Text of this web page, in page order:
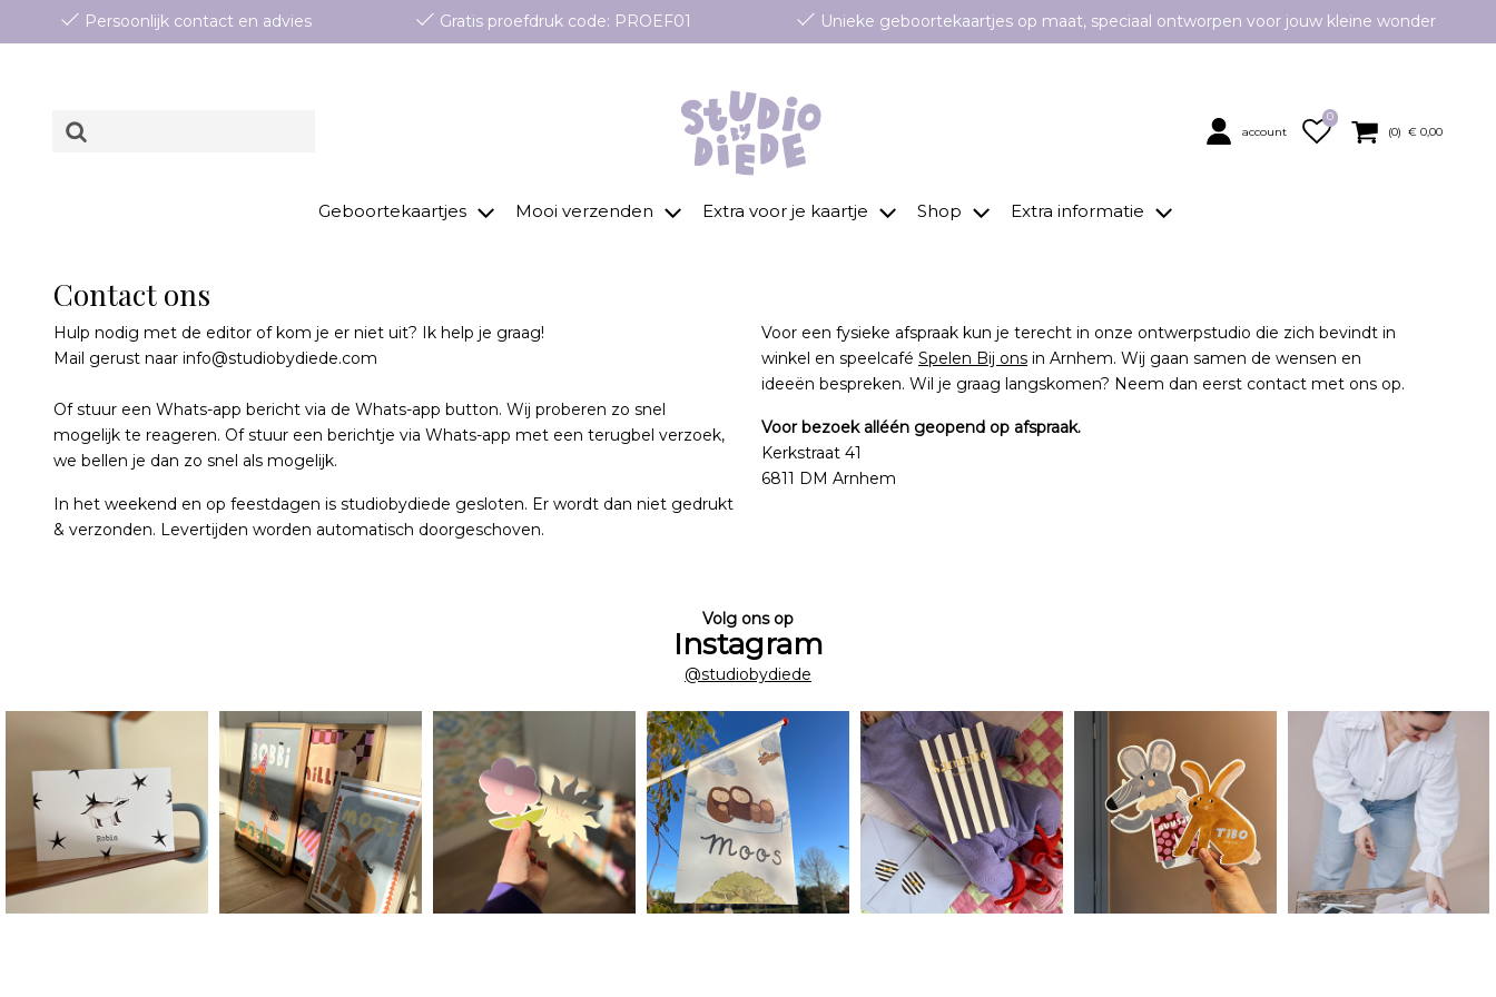
Persoonlijk contact en advies Gratis proefdruk code: PROEF01 Unieke geboortekaartjes op maat, speciaal ontworpen voor jouw kleine wonder
account
0
(0) € 0,00
Geboortekaartjes Mooi verzenden Extra voor je kaartje Shop Extra informatie
Contact ons
Hulp nodig met de editor of kom je er niet uit? Ik help je graag!
Mail gerust naar info@studiobydiede.com
Of stuur een Whats-app bericht via de Whats-app button. Wij proberen zo snel
mogelijk te reageren. Of stuur een berichtje via Whats-app met een terugbel verzoek,
we bellen je dan zo snel als mogelijk.
In het weekend en op feestdagen is studiobydiede gesloten. Er wordt dan niet gedrukt
& verzonden. Levertijden worden automatisch doorgeschoven.
Voor een fysieke afspraak kun je terecht in onze ontwerpstudio die zich bevindt in
winkel en speelcafé Spelen Bij ons in Arnhem. Wij gaan samen de wensen en
ideeën bespreken. Wil je graag langskomen? Neem dan eerst contact met ons op.
Voor bezoek alléén geopend op afspraak.
Kerkstraat 41
6811 DM Arnhem
Volg ons op
Instagram
@studiobydiede